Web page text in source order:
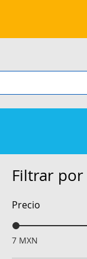
Filtrar por
Precio
7 MXN